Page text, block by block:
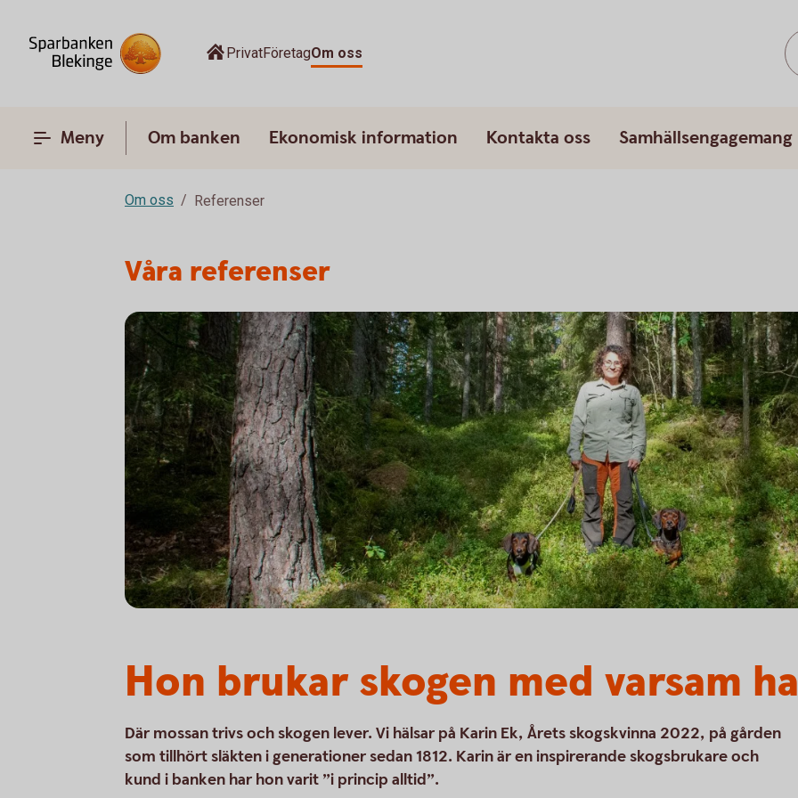
PrivatFöretagOm oss
Meny Om banken Ekonomisk information Kontakta oss Samhällsengagemang
Om oss Referenser
Våra referenser
Hon brukar skogen med varsam
Där mossan trivs och skogen lever. Vi hälsar på Karin Ek, Årets skogskvinna 2022, på gården
som tillhört släkten i generationer sedan 1812. Karin är en inspirerande skogsbrukare och
kund i banken har hon varit ”i princip alltid”.